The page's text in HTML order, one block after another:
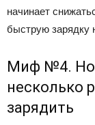
начинает
быструю зарядку
Миф №4.
несколько
зарядить